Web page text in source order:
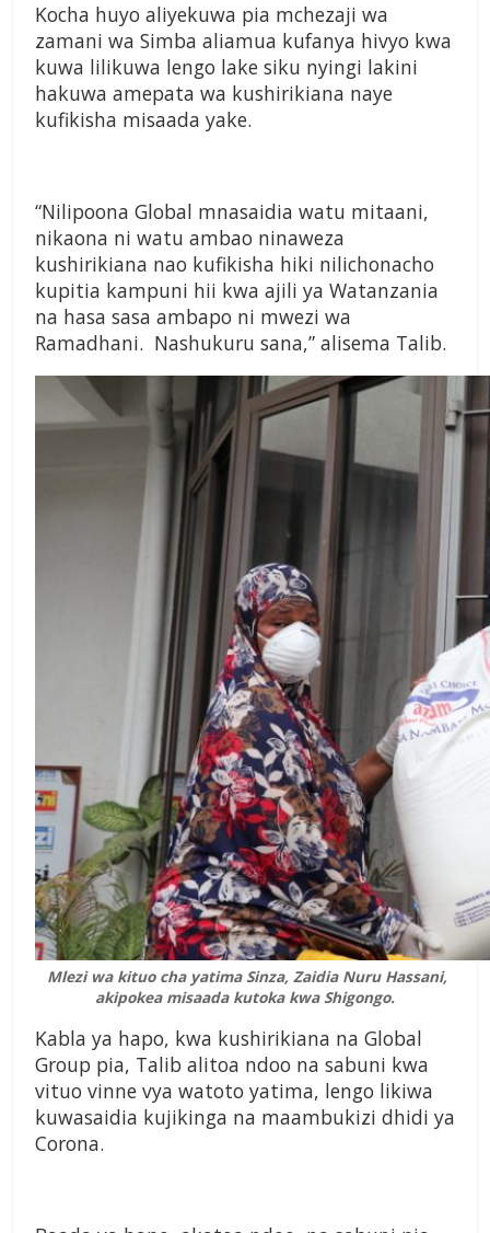
Kocha huyo aliyekuwa pia mchezaji wa
zamani wa Simba aliamua kufanya hivyo kwa
kuwa lilikuwa lengo lake siku nyingi lakini
hakuwa amepata wa kushirikiana naye
kufikisha misaada yake.
“Nilipoona Global mnasaidia watu mitaani,
nikaona ni watu ambao ninaweza
kushirikiana nao kufikisha hiki nilichonacho
kupitia kampuni hii kwa ajili ya Watanzania
na hasa sasa ambapo ni mwezi wa
Ramadhani. Nashukuru sana,” alisema Talib.
Mlezi wa kituo cha yatima Sinza, Zaidia Nuru Hassani,
akipokea misaada kutoka kwa Shigongo.
Kabla ya hapo, kwa kushirikiana na Global
Group pia, Talib alitoa ndoo na sabuni kwa
vituo vinne vya watoto yatima, lengo likiwa
kuwasaidia kujikinga na maambukizi dhidi ya
Corona.